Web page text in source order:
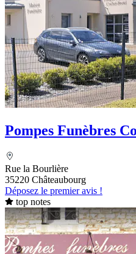
Pompes Funèbres
Rue la Bourlière
35220 Châteaubourg
Déposez le premier avis !
top notes